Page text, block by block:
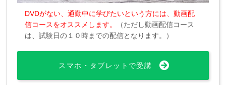
DVDがない、通勤中に学びたいという方には、動画配
信コースをオススメします。
（ただし動画配信コース
は、試験日の１０時までの配信となります。）
スマホ・タブレットで受講